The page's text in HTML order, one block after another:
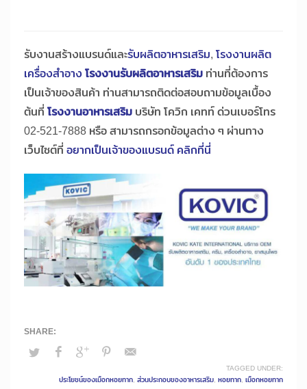
รับงานสร้างแบรนด์และรับผลิตอาหารเสริม, โรงงานผลิต
เครื่องสำอาง โรงงานรับผลิตอาหารเสริม ท่านที่ต้องการ
เป็นเจ้าของสินค้า ท่านสามารถติดต่อสอบถามข้อมูลเบื้อง
ต้นที่ โรงงานอาหารเสริม บริษัท โควิก เคทท์ ด่วนเบอร์โทร
02-521-7888 หรือ สามารถกรอกข้อมูลต่าง ๆ ผ่านทาง
เว็บไซต์ที่ อยากเป็นเจ้าของแบรนด์ คลิกที่นี่
TAGGED UNDER:
ประโยชน์ของเมือกหอยทาก, ส่วนประกอบของอาหารเสริม, หอยทาก, เมือกหอยทาก